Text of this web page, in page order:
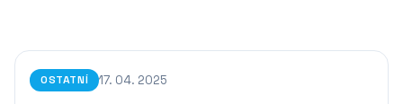
OSTATNÍ 17. 04. 2025